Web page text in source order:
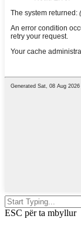
ESC për ta mbyllur